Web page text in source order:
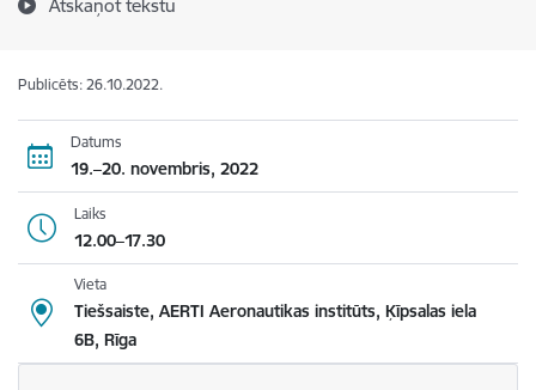
Atskaņot tekstu
Publicēts: 26.10.2022.
Datums
19.–20. novembris, 2022
Laiks
12.00–17.30
Vieta
Tiešsaiste, AERTI Aeronautikas institūts, Ķīpsalas iela
6B, Rīga